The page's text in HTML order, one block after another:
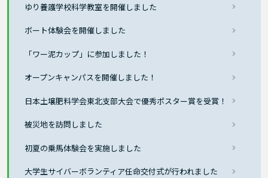
ゆり養護学校科学教室を開催しました
ボート体験会を開催しました
「ワー泥カップ」に参加しました！
オープンキャンパスを開催しました！
日本土壌肥料学会東北支部大会で優秀ポスター賞を受賞！
被災地を訪問しました
初夏の乗馬体験会を実施しました
大学生サイバーボランティア任命交付式が行われました